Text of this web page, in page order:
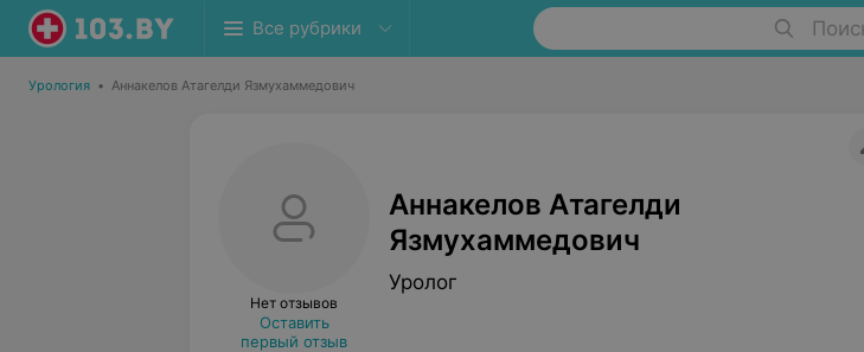
Все рубрики
Урология • Аннакелов Атагелди Язмухаммедович
Нет отзывов
Оставить
первый отзыв
Аннакелов Атагелди
Язмухаммедович
Уролог